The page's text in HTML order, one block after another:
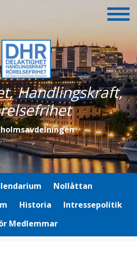
Handlingskraft,
Nollåttan
Historia
Intressepolitik
Medlemmar